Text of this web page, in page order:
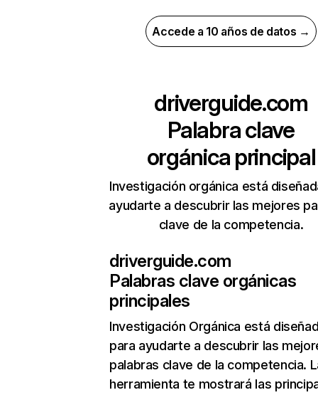
Accede a 10 años de datos →
driverguide.com
Palabra clave
orgánica principal
Investigación orgánica está
ayudarte a descubrir las mejores
clave de la competencia.
driverguide.com
Palabras clave orgánicas
principales
Investigación Orgánica está
para ayudarte a descubrir las
palabras clave de la competencia.
herramienta te mostrará las